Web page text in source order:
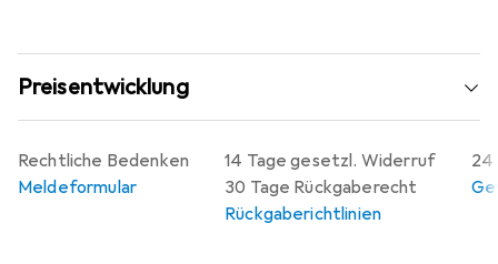
Preisentwicklung
14 Tage gesetzl. Widerruf
30 Tage Rückgaberecht
Rückgaberichtlinien
24
Rechtliche Bedenken
Meldeformular